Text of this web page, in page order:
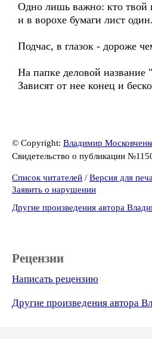
Одно лишь важно: кто твой
и в ворохе бумаги лист один.
Подчас, в глазок - дороже
На папке деловой название
Зависят от нее конец и
© Copyright: Владимир
Свидетельство о публикации
Список читателей / Версия для
Заявить о нарушении
Другие произведения автора
Рецензии
Написать рецензию
Другие произведения автора